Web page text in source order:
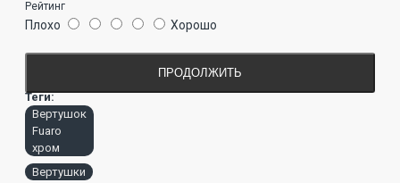
Рейтинг
Плохо Хорошо
ПРОДОЛЖИТЬ
Теги:
Вертушок
Fuaro
хром
Вертушки